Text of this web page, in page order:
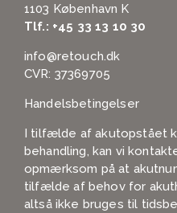
1103 København K
Tlf.: +45 33 13 10 30
info@retouch.dk
CVR: 37369705
Handelsbetingelser
I tilfælde af akutopstået
behandling, kan vi
opmærksom på at
tilfælde af behov for
altså ikke bruges til